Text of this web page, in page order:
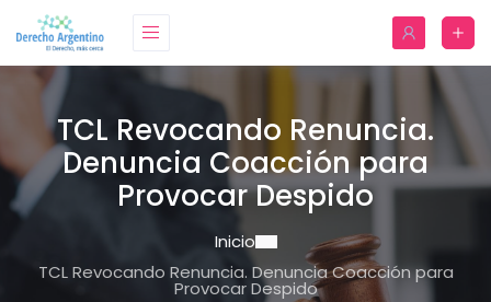
TCL Revocando Renuncia.
Denuncia Coacción para
Provocar Despido
Inicio
TCL Revocando Renuncia. Denuncia Coacción para
Provocar Despido